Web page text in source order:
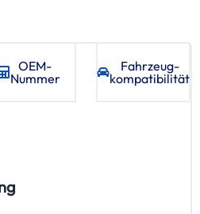
OEM-
Nummer
Fahrzeug­
kompatibilität